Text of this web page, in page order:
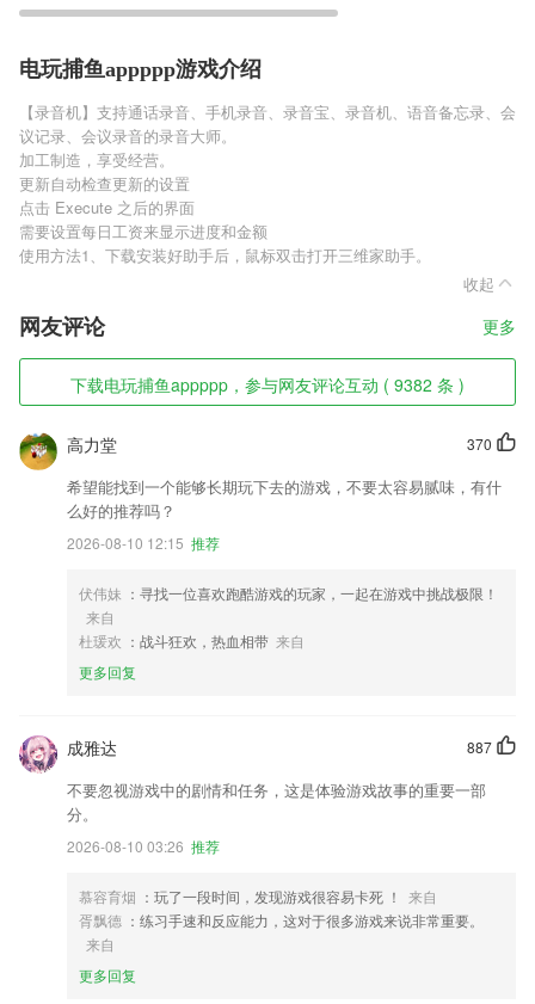
电玩捕鱼appppp游戏介绍
【录音机】支持通话录音、手机录音、录音宝、录音机、语音备忘录、会
议记录、会议录音的录音大师。
加工制造，享受经营。
更新自动检查更新的设置
点击 Execute 之后的界面
需要设置每日工资来显示进度和金额
使用方法1、下载安装好助手后，鼠标双击打开三维家助手。
收起
网友评论 更多
下载电玩捕鱼appppp，参与网友评论互动 ( 9382 条 )
370
高力堂
希望能找到一个能够长期玩下去的游戏，不要太容易腻味，有什
么好的推荐吗？
2026-08-10 12:15 推荐
伏伟妹 ：寻找一位喜欢跑酷游戏的玩家，一起在游戏中挑战极限！
来自
杜瑗欢 ：战斗狂欢，热血相带 来自
更多回复
887
成雅达
不要忽视游戏中的剧情和任务，这是体验游戏故事的重要一部
分。
2026-08-10 03:26 推荐
慕容育烟 ：玩了一段时间，发现游戏很容易卡死 ！
来自
胥飘德 ：练习手速和反应能力，这对于很多游戏来说非常重要。
来自
更多回复